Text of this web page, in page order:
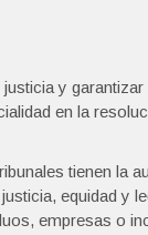
y garantizar
en la
tienen la
equidad y
empresas o